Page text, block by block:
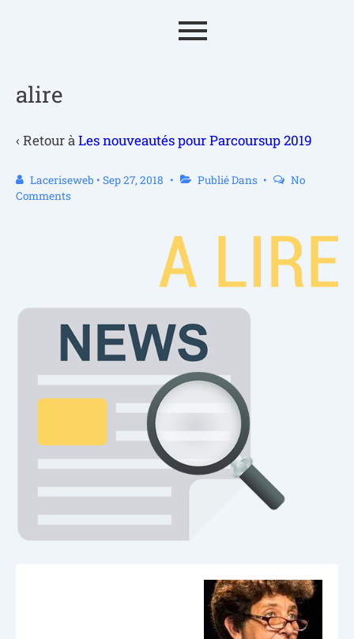
alire
‹ Retour àLes nouveautés pour Parcoursup 2019
Laceriseweb • Sep 27, 2018 Publié Dans
No
Comments